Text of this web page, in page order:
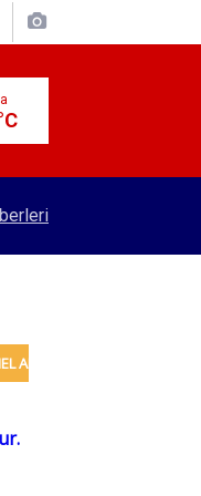
açıklandı